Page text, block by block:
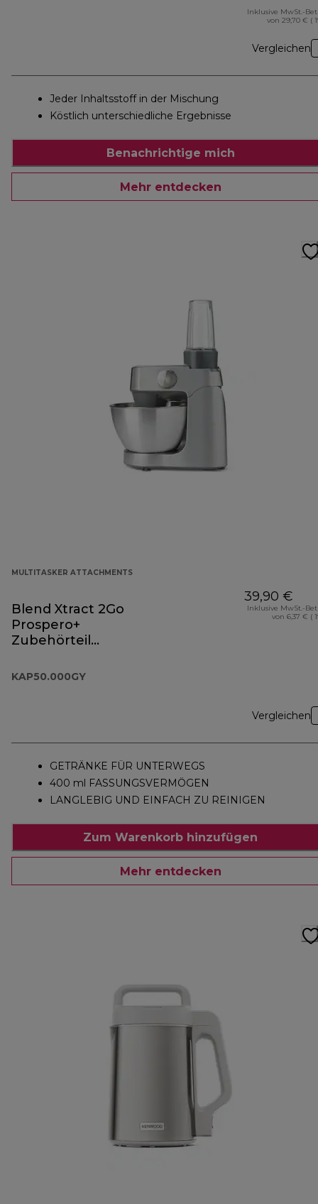
Inklusive MwSt.-
von 29,70 € (
Vergleichen
Jeder Inhaltsstoff in der Mischung
Köstlich unterschiedliche Ergebnisse
Benachrichtige mich
Mehr entdecken
MULTITASKER ATTACHMENTS
Blend Xtract 2Go
Prospero+
Zubehörteil
KAP50.000GY
39,90 €
Inklusive MwSt.-
von 6,37 € (
Vergleichen
GETRÄNKE FÜR UNTERWEGS
400 ml FASSUNGSVERMÖGEN
LANGLEBIG UND EINFACH ZU REINIGEN
Zum Warenkorb hinzufügen
Mehr entdecken